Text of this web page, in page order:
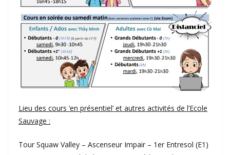
Lieu des cours ‘en présentiel’ et autres activités de l’Ecole
Sauvage :
Tour Squaw Valley – Ascenseur Impair – 1er Entresol (E1)